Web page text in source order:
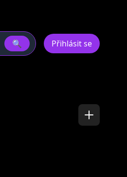
🔍 Přihlásit se